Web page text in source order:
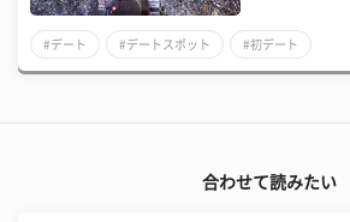
#デート #デートスポット #初デート
合わせて読みたい